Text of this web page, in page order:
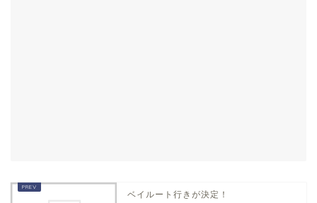
ベイルート行きが決定！